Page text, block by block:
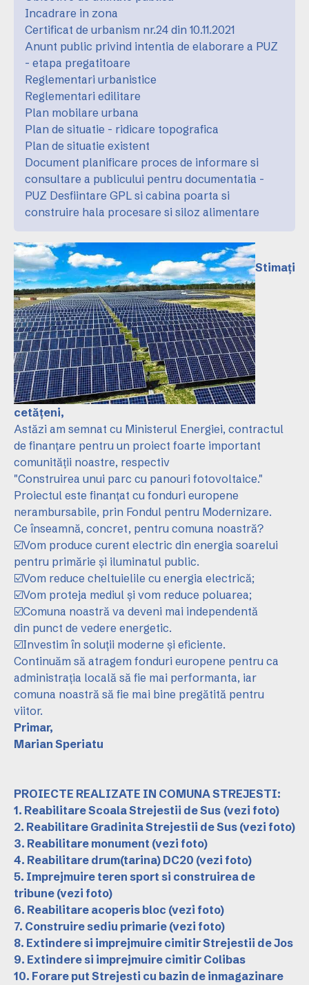
Incadrare in zona
Certificat de urbanism nr.24 din 10.11.2021
Anunt public privind intentia de elaborare a PUZ
- etapa pregatitoare
Reglementari urbanistice
Reglementari edilitare
Plan mobilare urbana
Plan de situatie - ridicare topografica
Plan de situatie existent
Document planificare proces de informare si
consultare a publicului pentru documentatia -
PUZ Desfiintare GPL si cabina poarta si
construire hala procesare si siloz alimentare
Stimați
cetățeni,
Astăzi am semnat cu Ministerul Energiei, contractul
de finanțare pentru un proiect foarte important
comunității noastre, respectiv
"Construirea unui parc cu panouri fotovoltaice."
Proiectul este finanțat cu fonduri europene
nerambursabile, prin Fondul pentru Modernizare.
Ce înseamnă, concret, pentru comuna noastră?
☑️Vom produce curent electric din energia soarelui
pentru primărie și iluminatul public.
☑️Vom reduce cheltuielile cu energia electrică;
☑️Vom proteja mediul și vom reduce poluarea;
☑️Comuna noastră va deveni mai independentă
din punct de vedere energetic.
☑️Investim în soluții moderne și eficiente.
Continuăm să atragem fonduri europene pentru ca
administrația locală să fie mai performanta, iar
comuna noastră să fie mai bine pregătită pentru
viitor.
Primar,
Marian Speriatu
PROIECTE REALIZATE IN COMUNA STREJESTI:
1. Reabilitare Scoala Strejestii de Sus (vezi foto)
2. Reabilitare Gradinita Strejestii de Sus (vezi foto)
3. Reabilitare monument (vezi foto)
4. Reabilitare drum(tarina) DC20 (vezi foto)
5. Imprejmuire teren sport si construirea de
tribune (vezi foto)
6. Reabilitare acoperis bloc (vezi foto)
7. Construire sediu primarie (vezi foto)
8. Extindere si imprejmuire cimitir Strejestii de Jos
9. Extindere si imprejmuire cimitir Colibas
10. Forare put Strejesti cu bazin de inmagazinare